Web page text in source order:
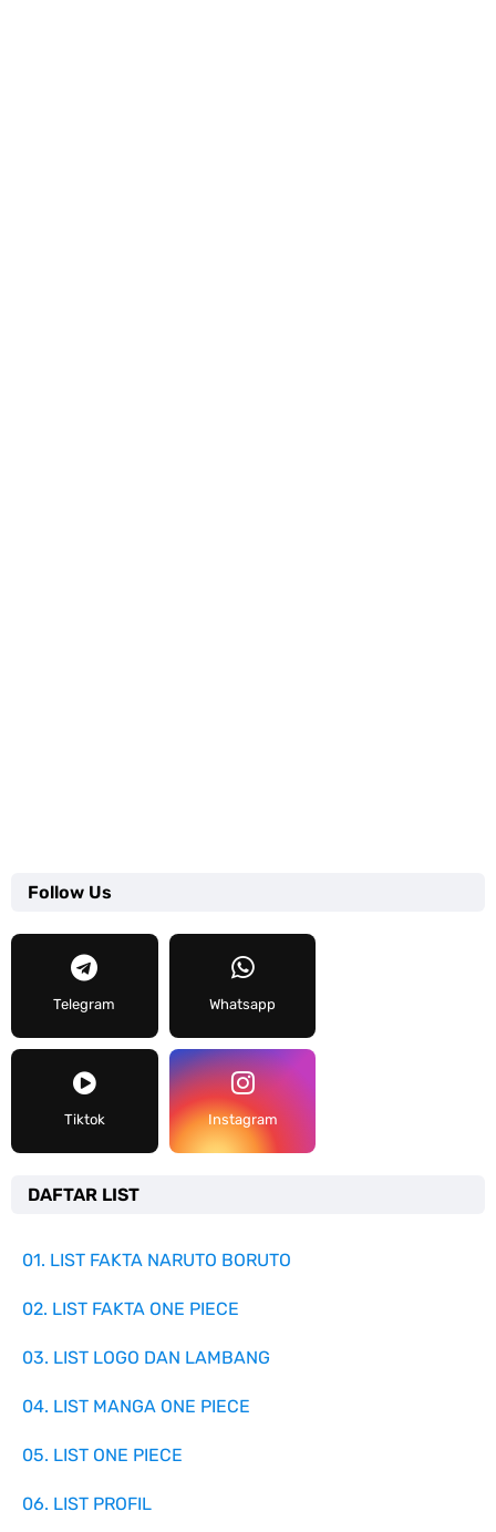
Follow Us
Telegram Whatsapp
Tiktok Instagram
DAFTAR LIST
01. LIST FAKTA NARUTO BORUTO
02. LIST FAKTA ONE PIECE
03. LIST LOGO DAN LAMBANG
04. LIST MANGA ONE PIECE
05. LIST ONE PIECE
06. LIST PROFIL